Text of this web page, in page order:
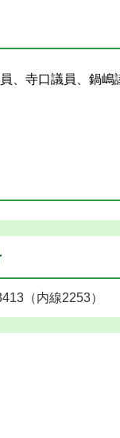
寺口議員、鍋嶋
（内線2253）